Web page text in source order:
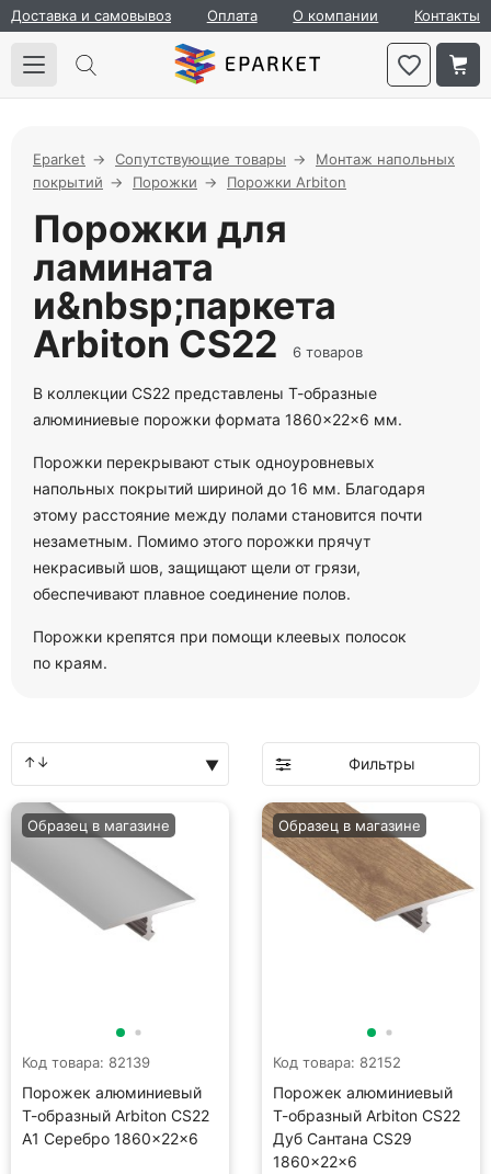
Доставка и самовывоз Оплата О компании Контакты
Eparket Сопутствующие товары
Монтаж напольных
покрытий
Порожки Порожки Arbiton
Порожки для
ламината
и&nbsp;паркета
Arbiton CS22
6 товаров
В коллекции CS22 представлены Т-образные
алюминиевые порожки формата 1860×22×6 мм.
Порожки перекрывают стык одноуровневых
напольных покрытий шириной до 16 мм. Благодаря
этому расстояние между полами становится почти
незаметным. Помимо этого порожки прячут
некрасивый шов, защищают щели от грязи,
обеспечивают плавное соединение полов.
Порожки крепятся при помощи клеевых полосок
по краям.
Фильтры
Код товара: 82139
Порожек алюминиевый
Т-образный Arbiton CS22
A1 Серебро 1860×22×6
Образец в магазине
Код товара: 82152
Порожек алюминиевый
Т-образный Arbiton CS22
Дуб Сантана CS29
1860×22×6
Образец в магазине